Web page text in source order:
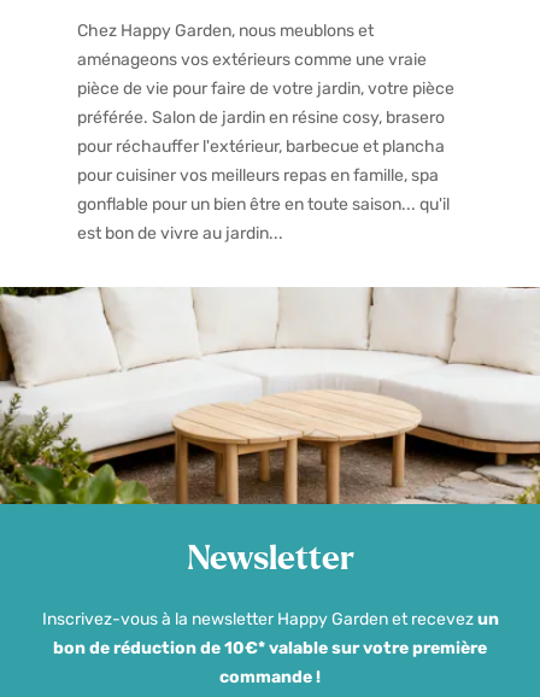
Chez Happy Garden, nous meublons et
aménageons vos extérieurs comme une vraie
pièce de vie pour faire de votre jardin, votre pièce
préférée. Salon de jardin en résine cosy, brasero
pour réchauffer l'extérieur, barbecue et plancha
pour cuisiner vos meilleurs repas en famille, spa
gonflable pour un bien être en toute saison... qu'il
est bon de vivre au jardin...
Newsletter
Inscrivez-vous à la newsletter Happy Garden et recevezun
bon de réduction de 10€* valable sur votre première
commande !